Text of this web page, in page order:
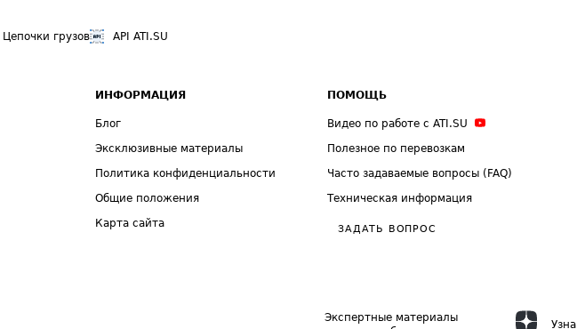
Цепочки грузов API ATI.SU
ИНФОРМАЦИЯ
Блог
Эксклюзивные материалы
Политика конфиденциальности
Общие положения
Карта сайта
ПОМОЩЬ
Видео по работе с ATI.SU
Полезное по перевозкам
Часто задаваемые вопросы (FAQ)
Техническая информация
ЗАДАТЬ ВОПРОС
Экспертные материалы